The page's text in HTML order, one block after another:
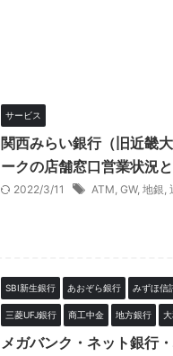
サービス
関西みらい銀行（旧近畿
ークの店舗窓口営業状況
2022/3/11 ATM, GW, 地銀,
SBI新生銀行 あおぞら銀行 みずほ信
三菱UFJ銀行 商工中金 地方銀行
メガバンク・ネット銀行